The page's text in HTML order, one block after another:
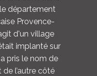
département
Provence-
d'un village
implanté sur
pris le nom de
l’autre côté